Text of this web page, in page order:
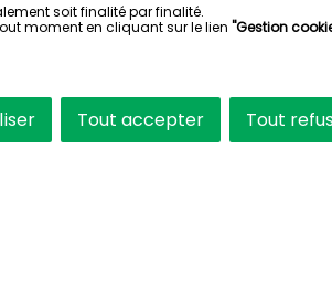
soit finalité par finalité.
moment en cliquant sur le lien"Gestion
Tout accepter Tout